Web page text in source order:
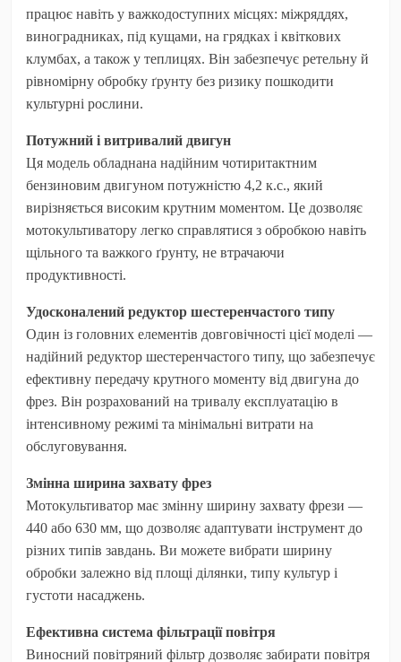
працює навіть у важкодоступних місцях: міжряддях,
виноградниках, під кущами, на грядках і квіткових
клумбах, а також у теплицях. Він забезпечує ретельну й
рівномірну обробку ґрунту без ризику пошкодити
культурні рослини.
Потужний і витривалий двигун
Ця модель обладнана надійним чотиритактним
бензиновим двигуном потужністю 4,2 к.с., який
вирізняється високим крутним моментом. Це дозволяє
мотокультиватору легко справлятися з обробкою навіть
щільного та важкого ґрунту, не втрачаючи
продуктивності.
Удосконалений редуктор шестеренчастого типу
Один із головних елементів довговічності цієї моделі —
надійний редуктор шестеренчастого типу, що забезпечує
ефективну передачу крутного моменту від двигуна до
фрез. Він розрахований на тривалу експлуатацію в
інтенсивному режимі та мінімальні витрати на
обслуговування.
Змінна ширина захвату фрез
Мотокультиватор має змінну ширину захвату фрези —
440 або 630 мм, що дозволяє адаптувати інструмент до
різних типів завдань. Ви можете вибрати ширину
обробки залежно від площі ділянки, типу культур і
густоти насаджень.
Ефективна система фільтрації повітря
Виносний повітряний фільтр дозволяє забирати повітря